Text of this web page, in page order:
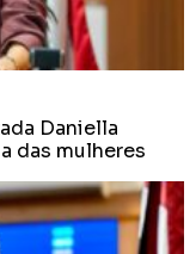
Daniella
das mulheres